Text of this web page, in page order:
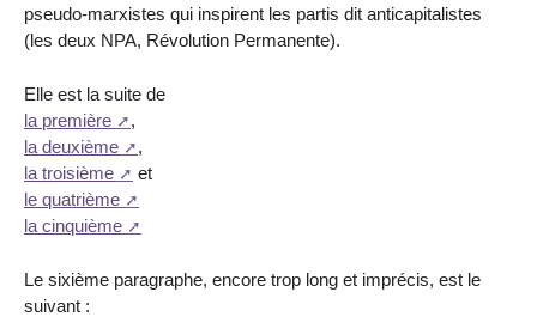
pseudo-marxistes qui inspirent les partis dit anticapitalistes
(les deux NPA, Révolution Permanente).
Elle est la suite de
la première
,
la deuxième
,
la troisième
et
le quatrième
la cinquième
Le sixième paragraphe, encore trop long et imprécis, est le
suivant :